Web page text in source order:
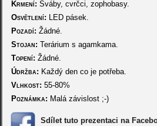
Krmení: Šváby, cvrčci, zophobasy.
Osvětlení: LED pásek.
Pozadí: Žádné.
Stojan: Terárium s agamkama.
Topení: Žádné.
Údržba: Každý den co je potřeba.
Vlhkost: 55-80%
Poznámka: Malá závislost ;-)
Sdílet tuto prezentaci na